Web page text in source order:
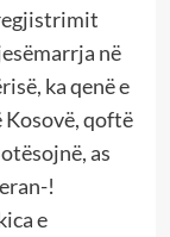
në
ka qenë e
Kosovë, qoftë
as
!
e